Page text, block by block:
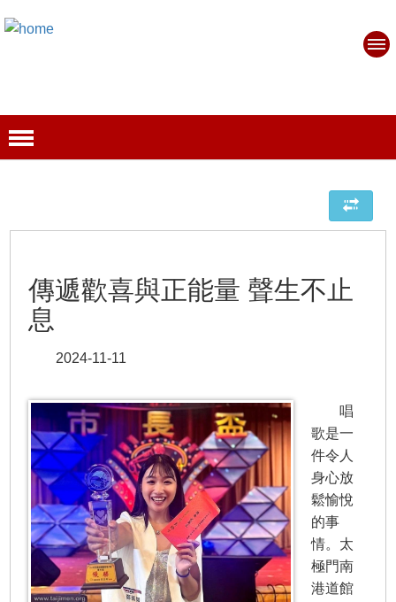
傳遞歡喜與正能量 聲生不止
息
2024-11-11
唱
歌是一
件令人
身心放
鬆愉悅
的事
情。太
極門南
港道館